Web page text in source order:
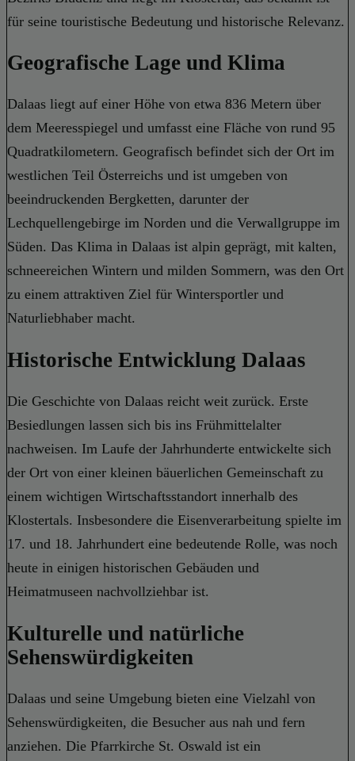
für seine touristische Bedeutung und historische Relevanz.
Geografische Lage und Klima
Dalaas liegt auf einer Höhe von etwa 836 Metern über
dem Meeresspiegel und umfasst eine Fläche von rund 95
Quadratkilometern. Geografisch befindet sich der Ort im
westlichen Teil Österreichs und ist umgeben von
beeindruckenden Bergketten, darunter der
Lechquellengebirge im Norden und die Verwallgruppe im
Süden. Das Klima in Dalaas ist alpin geprägt, mit kalten,
schneereichen Wintern und milden Sommern, was den Ort
zu einem attraktiven Ziel für Wintersportler und
Naturliebhaber macht.
Historische Entwicklung Dalaas
Die Geschichte von Dalaas reicht weit zurück. Erste
Besiedlungen lassen sich bis ins Frühmittelalter
nachweisen. Im Laufe der Jahrhunderte entwickelte sich
der Ort von einer kleinen bäuerlichen Gemeinschaft zu
einem wichtigen Wirtschaftsstandort innerhalb des
Klostertals. Insbesondere die Eisenverarbeitung spielte im
17. und 18. Jahrhundert eine bedeutende Rolle, was noch
heute in einigen historischen Gebäuden und
Heimatmuseen nachvollziehbar ist.
Kulturelle und natürliche
Sehenswürdigkeiten
Dalaas und seine Umgebung bieten eine Vielzahl von
Sehenswürdigkeiten, die Besucher aus nah und fern
anziehen. Die Pfarrkirche St. Oswald ist ein